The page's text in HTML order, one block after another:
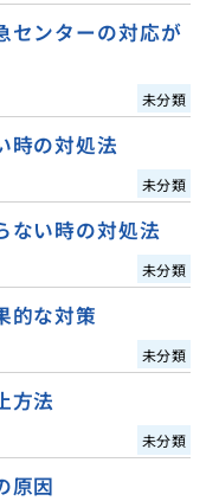
センターの対応が
未分類
時の対処法
未分類
ない時の対処法
未分類
的な対策
未分類
方法
未分類
原因